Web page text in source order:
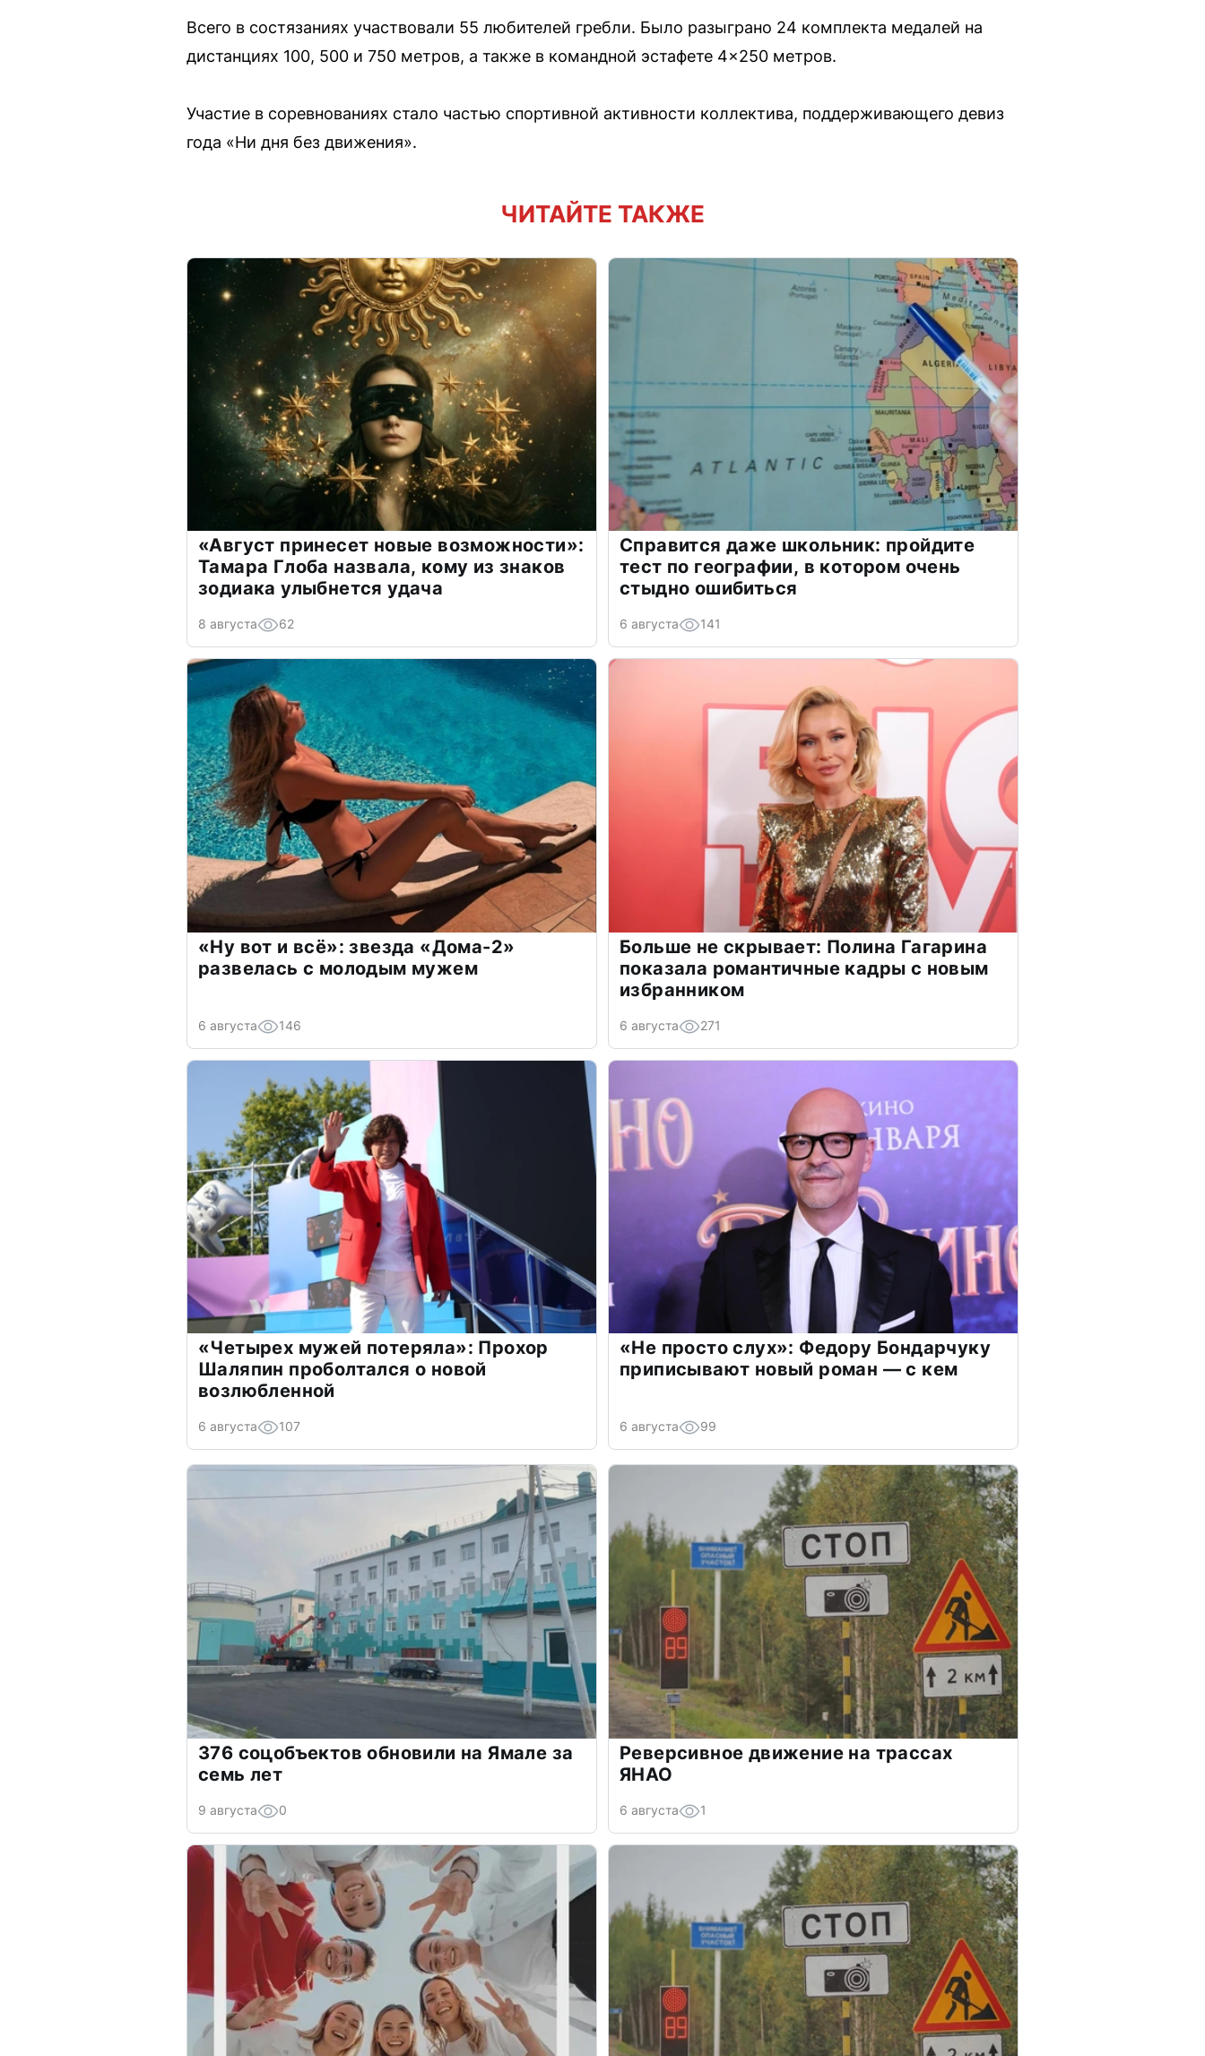
Всего в состязаниях участвовали 55 любителей гребли. Было разыграно 24 комплекта медалей на
дистанциях 100, 500 и 750 метров, а также в командной эстафете 4×250 метров.
Участие в соревнованиях стало частью спортивной активности коллектива, поддерживающего девиз
года «Ни дня без движения».
ЧИТАЙТЕ ТАКЖЕ
«Август принесет новые возможности»:
Тамара Глоба назвала, кому из знаков
зодиака улыбнется удача
8 августа 62
Справится даже школьник: пройдите
тест по географии, в котором очень
стыдно ошибиться
6 августа 141
«Ну вот и всё»: звезда «Дома-2»
развелась с молодым мужем
6 августа 146
Больше не скрывает: Полина Гагарина
показала романтичные кадры с новым
избранником
6 августа 271
«Четырех мужей потеряла»: Прохор
Шаляпин проболтался о новой
возлюбленной
6 августа 107
«Не просто слух»: Федору Бондарчуку
приписывают новый роман — с кем
6 августа 99
376 соцобъектов обновили на Ямале за
семь лет
9 августа 0
Реверсивное движение на трассах
ЯНАО
6 августа 1